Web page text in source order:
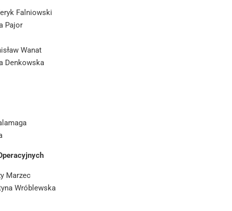
Falniowski
Pajor
Wanat
Denkowska
Marzec
Wróblewska